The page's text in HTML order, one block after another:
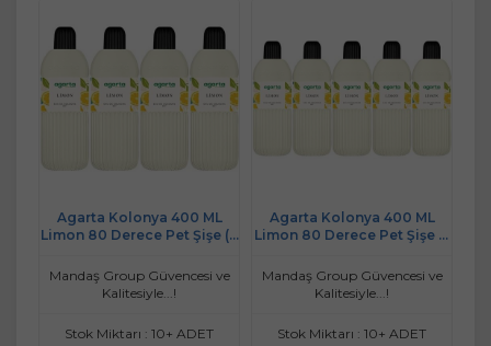
Agarta Kolonya 400 ML
Limon 80 Derece Pet Şişe (4
Mandaş Group Güvencesi ve
Kalitesiyle...!
Stok Miktarı : 10+ ADET
Agarta Kolonya 400 ML
Limon 80 Derece Pet Şişe (5
Mandaş Group Güvencesi ve
Kalitesiyle...!
Stok Miktarı : 10+ ADET